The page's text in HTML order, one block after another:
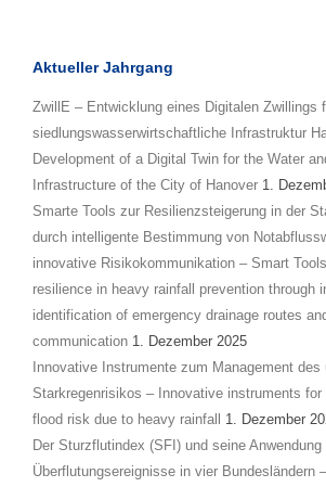
Aktueller Jahrgang
ZwillE – Entwicklung eines Digitalen Zwillings
siedlungswasserwirtschaftliche Infrastruktur
Development of a Digital Twin for the Water
Infrastructure of the City of Hanover 1.
Smarte Tools zur Resilienzsteigerung in der
durch intelligente Bestimmung von
innovative Risikokommunikation – Smart
resilience in heavy rainfall prevention through
identification of emergency drainage routes
communication 1. Dezember 2025
Innovative Instrumente zum Management des
Starkregenrisikos – Innovative instruments for
flood risk due to heavy rainfall
1. Dezember
Der Sturzflutindex (SFI) und seine
Überflutungsereignisse in vier Bundesländern